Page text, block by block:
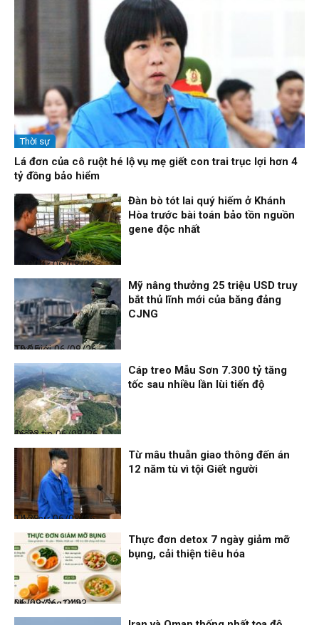
Thời sự
Lá đơn của cô ruột hé lộ vụ mẹ giết con trai trục lợi hơn 4
tỷ đồng bảo hiểm
Thời sự
06/08/26, 19:09
Đàn bò tót lai quý hiếm ở Khánh
Hòa trước bài toán bảo tồn nguồn
gene độc nhất
Thế giới
06/08/26, 19:05
Mỹ nâng thưởng 25 triệu USD truy
bắt thủ lĩnh mới của băng đảng
CJNG
Điểm tin
06/08/26, 16:23
Cáp treo Mẫu Sơn 7.300 tỷ tăng
tốc sau nhiều lần lùi tiến độ
Thời sự
06/08/26, 14:28
Từ mâu thuẫn giao thông đến án
12 năm tù vì tội Giết người
Nhịp sống 24h
06/08/26, 14:23
Thực đơn detox 7 ngày giảm mỡ
bụng, cải thiện tiêu hóa